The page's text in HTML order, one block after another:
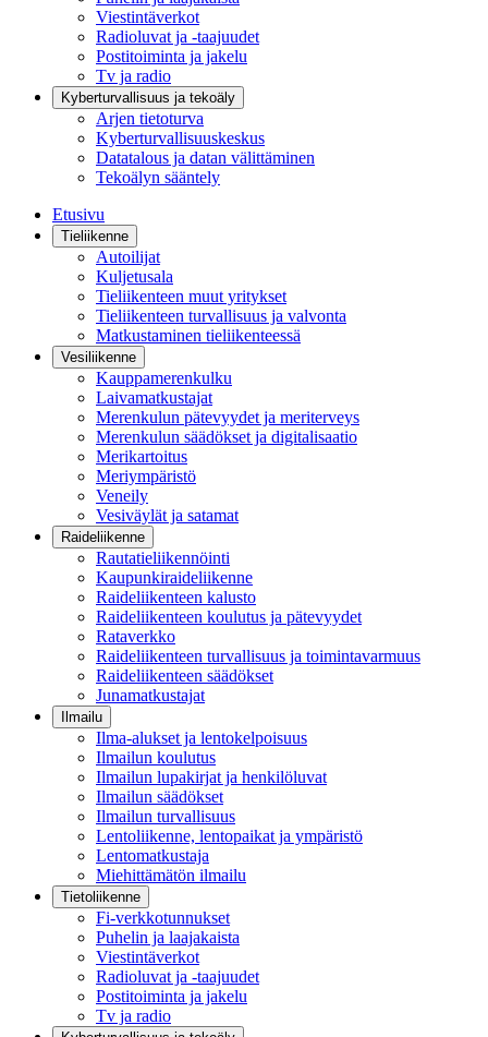
Viestintäverkot
Radioluvat ja -taajuudet
Postitoiminta ja jakelu
Tv ja radio
Kyberturvallisuus ja tekoäly
Arjen tietoturva
Kyberturvallisuuskeskus
Datatalous ja datan välittäminen
Tekoälyn sääntely
Etusivu
Tieliikenne
Autoilijat
Kuljetusala
Tieliikenteen muut yritykset
Tieliikenteen turvallisuus ja valvonta
Matkustaminen tieliikenteessä
Vesiliikenne
Kauppamerenkulku
Laivamatkustajat
Merenkulun pätevyydet ja meriterveys
Merenkulun säädökset ja digitalisaatio
Merikartoitus
Meriympäristö
Veneily
Vesiväylät ja satamat
Raideliikenne
Rautatieliikennöinti
Kaupunkiraideliikenne
Raideliikenteen kalusto
Raideliikenteen koulutus ja pätevyydet
Rataverkko
Raideliikenteen turvallisuus ja toimintavarmuus
Raideliikenteen säädökset
Junamatkustajat
Ilmailu
Ilma-alukset ja lentokelpoisuus
Ilmailun koulutus
Ilmailun lupakirjat ja henkilöluvat
Ilmailun säädökset
Ilmailun turvallisuus
Lentoliikenne, lentopaikat ja ympäristö
Lentomatkustaja
Miehittämätön ilmailu
Tietoliikenne
Fi-verkkotunnukset
Puhelin ja laajakaista
Viestintäverkot
Radioluvat ja -taajuudet
Postitoiminta ja jakelu
Tv ja radio